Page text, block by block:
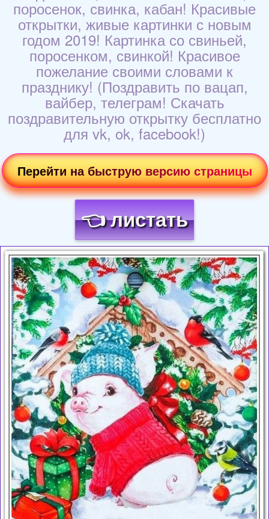
поросенок, свинка, кабан! Красивые
открытки, живые картинки с новым
годом 2019! Картинка со свиньей,
поросенком, свинкой! Красивое
пожелание своими словами к
празднику! (Поздравить по вацап,
вайбер, телеграм! Скачать
поздравительную открытку бесплатно
для vk, ok, facebook!)
Перейти на быструю версию страницы
👈 листать
Загрузка картинки...